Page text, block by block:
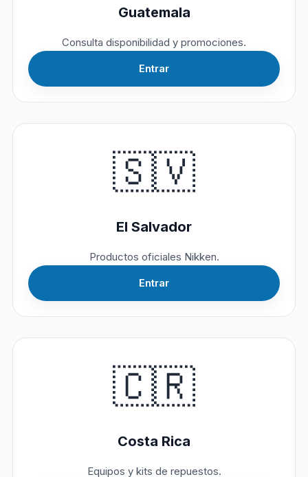
Guatemala
Consulta disponibilidad y promociones.
Entrar
🇸🇻
El Salvador
Productos oficiales Nikken.
Entrar
🇨🇷
Costa Rica
Equipos y kits de repuestos.